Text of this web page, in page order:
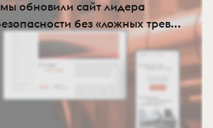
мы обновили сайт лидера
без «ложных трев...